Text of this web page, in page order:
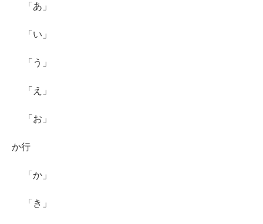
「あ」
「い」
「う」
「え」
「お」
か行
「か」
「き」